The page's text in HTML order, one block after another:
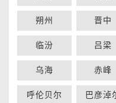
朔州 晋中
临汾 吕梁
乌海 赤峰
呼伦贝尔 巴彦淖